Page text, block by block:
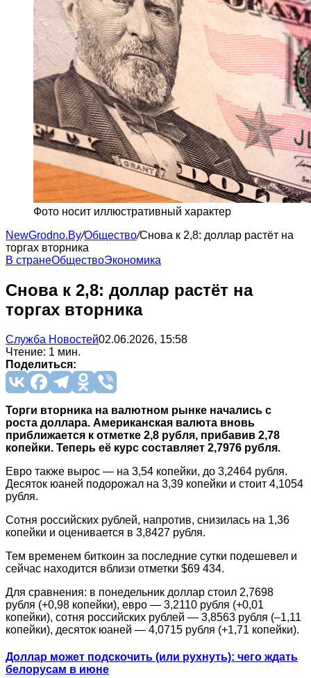
Фото носит иллюстративный характер
NewGrodno.By/Общество/Снова к 2,8: доллар растёт на
торгах вторника
В странеОбществоЭкономика
Снова к 2,8: доллар растёт на
торгах вторника
Служба Новостей02.06.2026, 15:58
Чтение: 1 мин.
Поделиться:
Торги вторника на валютном рынке начались с
роста доллара. Американская валюта вновь
приближается к отметке 2,8 рубля, прибавив 2,78
копейки. Теперь её курс составляет 2,7976 рубля.
Евро также вырос — на 3,54 копейки, до 3,2464 рубля.
Десяток юаней подорожал на 3,39 копейки и стоит 4,1054
рубля.
Сотня российских рублей, напротив, снизилась на 1,36
копейки и оценивается в 3,8427 рубля.
Тем временем биткоин за последние сутки подешевел и
сейчас находится вблизи отметки $69 434.
Для сравнения: в понедельник доллар стоил 2,7698
рубля (+0,98 копейки), евро — 3,2110 рубля (+0,01
копейки), сотня российских рублей — 3,8563 рубля (–1,11
копейки), десяток юаней — 4,0715 рубля (+1,71 копейки).
Доллар может подскочить (или рухнуть): чего ждать
белорусам в июне